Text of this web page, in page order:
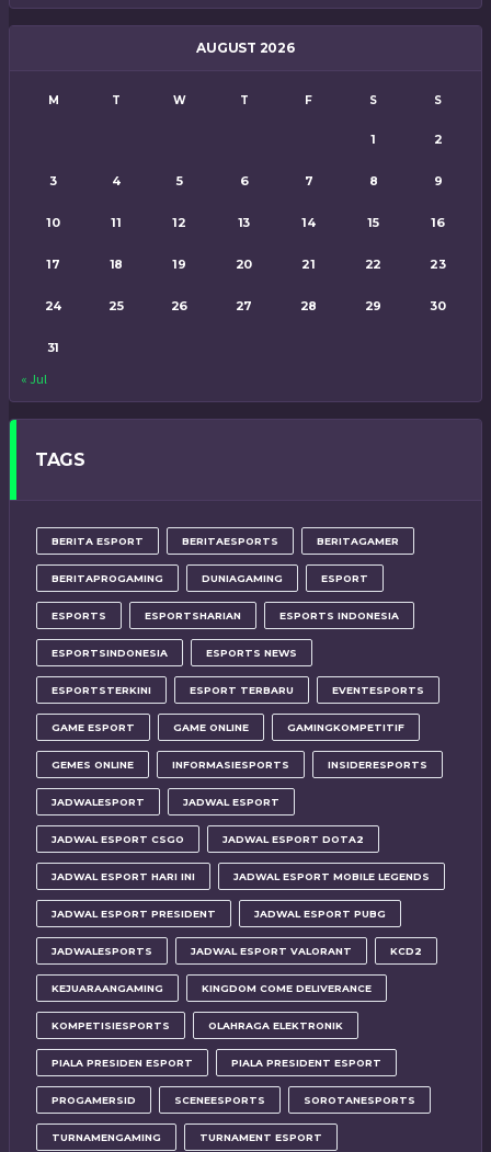
AUGUST 2026
M T W T F S S
1 2
3 4 5 6 7 8 9
10 11 12 13 14 15 16
17 18 19 20 21 22 23
24 25 26 27 28 29 30
31
« Jul
TAGS
BERITA ESPORT BERITAESPORTS BERITAGAMER
BERITAPROGAMING DUNIAGAMING ESPORT
ESPORTS ESPORTSHARIAN ESPORTS INDONESIA
ESPORTSINDONESIA ESPORTS NEWS
ESPORTSTERKINI ESPORT TERBARU EVENTESPORTS
GAME ESPORT GAME ONLINE GAMINGKOMPETITIF
GEMES ONLINE INFORMASIESPORTS INSIDERESPORTS
JADWALESPORT JADWAL ESPORT
JADWAL ESPORT CSGO JADWAL ESPORT DOTA2
JADWAL ESPORT HARI INI JADWAL ESPORT MOBILE LEGENDS
JADWAL ESPORT PRESIDENT JADWAL ESPORT PUBG
JADWALESPORTS JADWAL ESPORT VALORANT KCD2
KEJUARAANGAMING KINGDOM COME DELIVERANCE
KOMPETISIESPORTS OLAHRAGA ELEKTRONIK
PIALA PRESIDEN ESPORT PIALA PRESIDENT ESPORT
PROGAMERSID SCENEESPORTS SOROTANESPORTS
TURNAMENGAMING TURNAMENT ESPORT